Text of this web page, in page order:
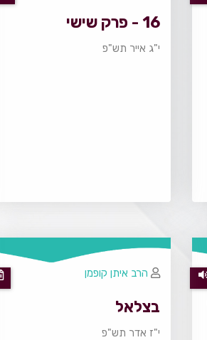
16 - פרק שישי
י"ג אייר תש"פ
בצלאל
י"ז אדר תש"פ
הרב איתן קופמן